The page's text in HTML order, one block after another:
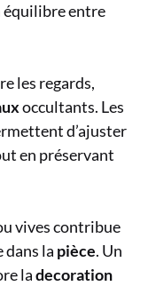
entre
les regards,
occultants. Les
d’ajuster
en préservant
vives contribue
la pièce. Un
ladecoration